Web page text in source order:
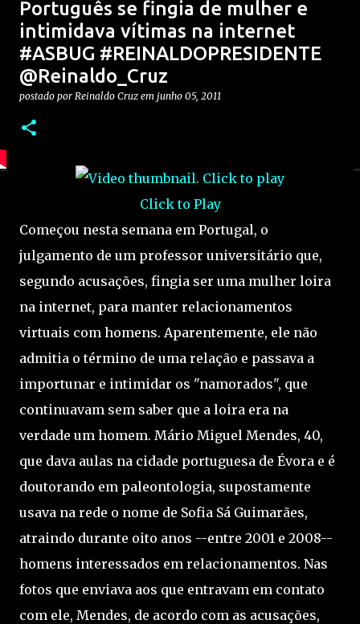
Português se fingia de mulher e
intimidava vítimas na internet
#ASBUG #REINALDOPRESIDENTE
@Reinaldo_Cruz
postado por Reinaldo Cruz em junho 05, 2011
Click to Play
Começou nesta semana em Portugal, o
julgamento de um professor universitário que,
segundo acusações, fingia ser uma mulher loira
na internet, para manter relacionamentos
virtuais com homens. Aparentemente, ele não
admitia o término de uma relação e passava a
importunar e intimidar os "namorados", que
continuavam sem saber que a loira era na
verdade um homem. Mário Miguel Mendes, 40,
que dava aulas na cidade portuguesa de Évora e é
doutorando em paleontologia, supostamente
usava na rede o nome de Sofia Sá Guimarães,
atraindo durante oito anos --entre 2001 e 2008--
homens interessados em relacionamentos. Nas
fotos que enviava aos que entravam em contato
com ele, Mendes, de acordo com as acusações,